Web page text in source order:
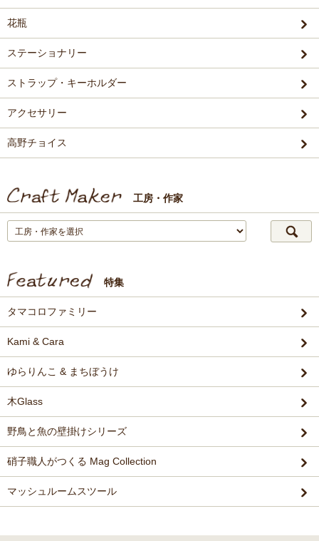
花瓶
ステーショナリー
ストラップ・キーホルダー
アクセサリー
高野チョイス
工房・作家
特集
タマコロファミリー
Kami & Cara
ゆらりんこ & まちぼうけ
木Glass
野鳥と魚の壁掛けシリーズ
硝子職人がつくる Mag Collection
マッシュルームスツール